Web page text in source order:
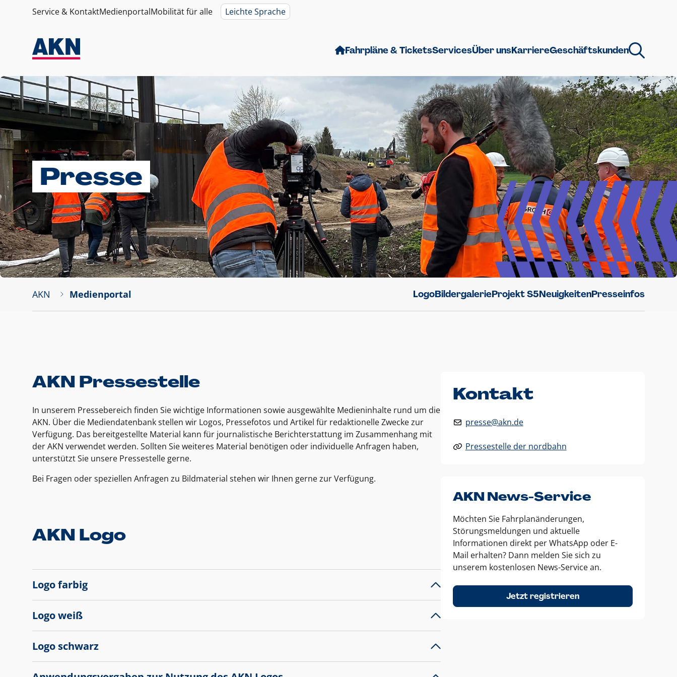
Service & KontaktMedienportalMobilität für alle Leichte Sprache
Fahrpläne & TicketsServicesÜber unsKarriereGeschäftskunden
Presse
AKN Medienportal LogoBildergalerieProjekt S5NeuigkeitenPresseinfos
AKN Pressestelle
In unserem Pressebereich finden Sie wichtige Informationen sowie ausgewählte Medieninhalte rund um die
AKN. Über die Mediendatenbank stellen wir Logos, Pressefotos und Artikel für redaktionelle Zwecke zur
Verfügung. Das bereitgestellte Material kann für journalistische Berichterstattung im Zusammenhang mit
der AKN verwendet werden. Sollten Sie weiteres Material benötigen oder individuelle Anfragen haben,
unterstützt Sie unsere Pressestelle gerne.
Bei Fragen oder speziellen Anfragen zu Bildmaterial stehen wir Ihnen gerne zur Verfügung.
AKN Logo
Logo farbig
Logo weiß
Logo schwarz
Kontakt
presse@akn.de
Pressestelle der nordbahn
AKN News-Service
Möchten Sie Fahrplanänderungen,
Störungsmeldungen und aktuelle
Informationen direkt per WhatsApp oder E-
Mail erhalten? Dann melden Sie sich zu
unserem kostenlosen News-Service an.
Jetzt registrieren